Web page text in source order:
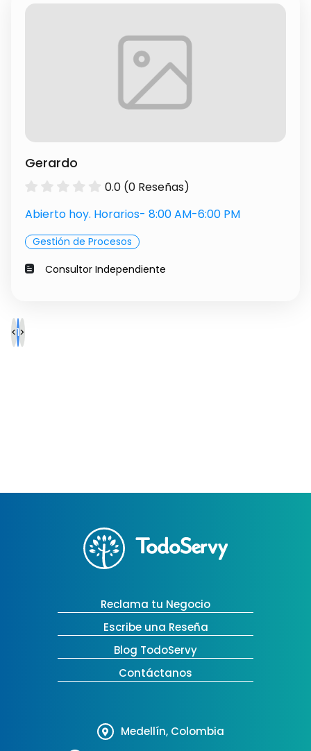
Gerardo
0.0 (0 Reseñas)
Abierto hoy. Horarios- 8:00 AM-6:00 PM
Gestión de Procesos
Consultor Independiente
<1>
Reclama tu Negocio
Escribe una Reseña
Blog TodoServy
Contáctanos
Medellín, Colombia